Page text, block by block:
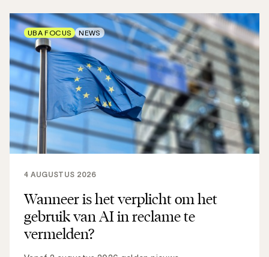
Wanneer is het verplicht om het
gebruik van AI in reclame te
vermelden?
4 AUGUSTUS 2026
UBA FOCUS NEWS